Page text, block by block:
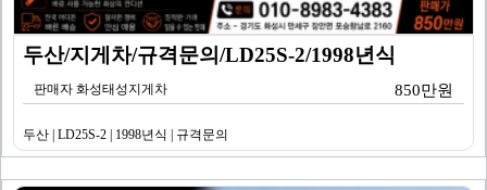
두산/지게차/규격문의/LD25S-2/1998년식
판매자 화성태성지게차 850만원
두산 | LD25S-2 | 1998년식 | 규격문의